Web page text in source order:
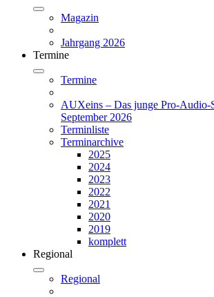
Magazin
Jahrgang 2026
Termine
Termine
AUXeins – Das junge Pro-Audio-
September 2026
Terminliste
Terminarchive
2025
2024
2023
2022
2021
2020
2019
komplett
Regional
Regional